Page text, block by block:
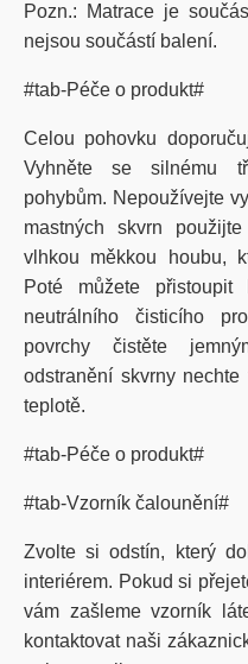
Pozn.: Matrace je
nejsou součástí balení.
#tab-Péče o produkt#
Celou pohovku
Vyhněte se silnému
pohybům. Nepoužívejte
mastných skvrn
vlhkou měkkou houbu,
Poté můžete
neutrálního čisticího
povrchy čistěte
odstranění skvrny
teplotě.
#tab-Péče o produkt#
#tab-Vzorník čalounění#
Zvolte si odstín, který
interiérem. Pokud si
vám zašleme vzorník
kontaktovat naši